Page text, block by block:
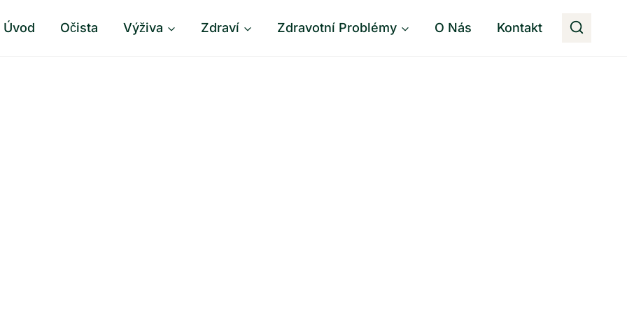
Úvod Očista Výživa Zdraví Zdravotní Problémy O Nás Kontakt